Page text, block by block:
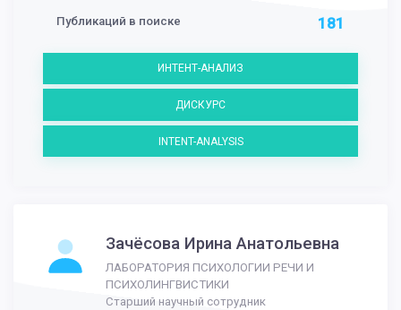
Публикаций в поиске 181
ИНТЕНТ-АНАЛИЗ
ДИСКУРС
INTENT-ANALYSIS
Зачёсова Ирина Анатольевна
ЛАБОРАТОРИЯ ПСИХОЛОГИИ РЕЧИ И
ПСИХОЛИНГВИСТИКИ
Старший научный сотрудник